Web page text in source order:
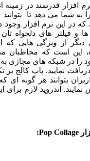
قدرتمند در زمینه
می دهد تا بتوانید عکس
این نرم افزار وجود دارد
های دلخواه تان را
ویژگی هایی که این
است که مخاطبان می
های مجازی به اشتراک
پاپ کالج بر تکیه
هر گونه ای که